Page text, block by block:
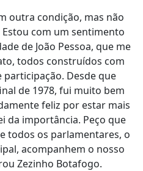
outra condição, mas não
com um sentimento
de João Pessoa, que me
todos construídos com
participação. Desde que
de 1978, fui muito bem
feliz por estar mais
da importância. Peço que
todos os parlamentares, o
acompanhem o nosso
Zezinho Botafogo.